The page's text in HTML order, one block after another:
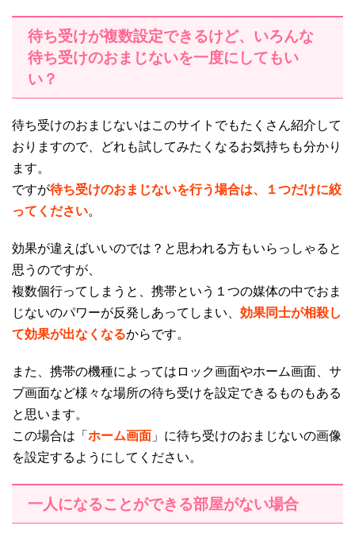
待ち受けが複数設定できるけど、いろんな
待ち受けのおまじないを一度にしてもい
い？
待ち受けのおまじないはこのサイトでもたくさん紹介して
おりますので、どれも試してみたくなるお気持ちも分かり
ます。
ですが待ち受けのおまじないを行う場合は、１つだけに絞
ってください。
効果が違えばいいのでは？と思われる方もいらっしゃると
思うのですが、
複数個行ってしまうと、携帯という１つの媒体の中でおま
じないのパワーが反発しあってしまい、 効果同士が相殺し
て効果が出なくなるからです。
また、携帯の機種によってはロック画面やホーム画面、サ
ブ画面など様々な場所の待ち受けを設定できるものもある
と思います。
この場合は「 ホーム画面 」に待ち受けのおまじないの画像
を設定するようにしてください。
一人になることができる部屋がない場合